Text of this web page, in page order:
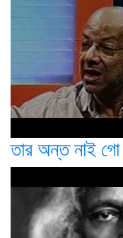
তার অন্ত নাই গো